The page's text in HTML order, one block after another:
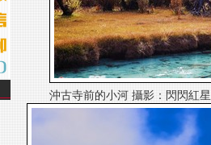
沖古寺前的小河 攝影：閃閃紅星